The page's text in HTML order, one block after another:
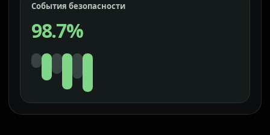
События безопасности
98.7%